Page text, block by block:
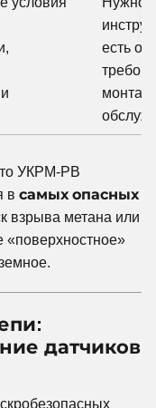
есть
УКРМ-РВ
в самых опасных
взрыва метана или
«поверхностное»
датчиков